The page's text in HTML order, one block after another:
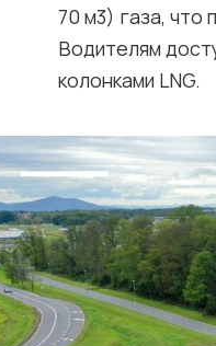
70 м3) газа, что
Водителям
колонками LNG.